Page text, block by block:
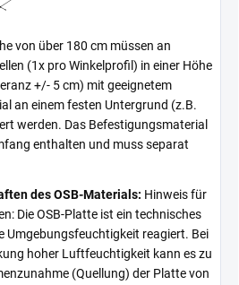
von über 180 cm müssen an
(1x pro Winkelprofil) in einer Höhe
+/- 5 cm) mit geeignetem
an einem festen Untergrund (z.B.
werden. Das Befestigungsmaterial
enthalten und muss separat
des OSB-Materials: Hinweis für
Die OSB-Platte ist ein technisches
Umgebungsfeuchtigkeit reagiert. Bei
hoher Luftfeuchtigkeit kann es zu
(Quellung) der Platte von